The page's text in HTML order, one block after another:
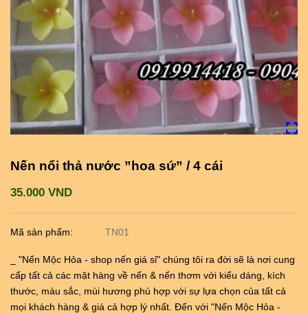
Nến nổi thả nước ”hoa sứ” / 4 cái
35.000 VND
Mã sản phẩm: TN01
_ "Nến Mộc Hỏa - shop nến giá sỉ" chúng tôi ra đời sẽ là nơi cung
cấp tất cả các mặt hàng về nến & nến thơm với kiểu dáng, kích
thước, màu sắc, mùi hương phù hợp với sự lựa chọn của tất cả
mọi khách hàng & giá cả hợp lý nhất. Đến với "Nến Mộc Hỏa -